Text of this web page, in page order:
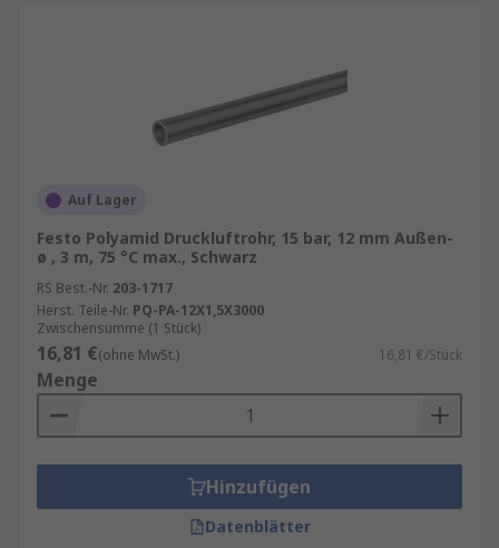
Hochdruckanwendungen.
Kupferrohre: Sie bieten eine
und sind leicht zu installieren.
Aluminiumrohre: Diese sind leicht und
einfach zu handhaben, perfekt für mobile
Anwendungen.
Kunststoffrohre: Sie sind kostengünstig
und korrosionsbeständig, jedoch weniger
geeignet für Hochdruckanwendungen.
Arten von Druckluftschläuchen
Druckluftschläuche sind flexibel und können in
verschiedenen Längen und Durchmessern
hergestellt werden. Die häufigsten Materialien
Auf Lager
Festo Polyamid Druckluftrohr, 15 bar, 12 mm Außen-
ø , 3 m, 75 °C max., Schwarz
RS Best.-Nr. 203-1717
Herst. Teile-Nr. PQ-PA-12X1,5X3000
Zwischensumme (1 Stück)
16,81 €(ohne MwSt.) 16,81 €/Stück
Menge
Hinzufügen
Datenblätter